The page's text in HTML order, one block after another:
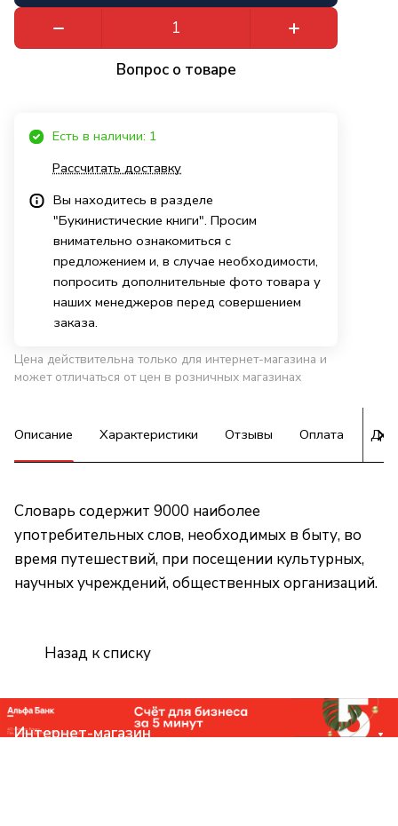
Вопрос о товаре
Есть в наличии: 1
Рассчитать доставку
Вы находитесь в разделе
"Букинистические книги". Просим
внимательно ознакомиться с
предложением и, в случае необходимости,
попросить дополнительные фото товара у
наших менеджеров перед совершением
заказа.
Цена действительна только для интернет-магазина и
может отличаться от цен в розничных магазинах
Описание Характеристики Отзывы Оплата
Словарь содержит 9000 наиболее
употребительных слов, необходимых в быту, во
время путешествий, при посещении культурных,
научных учреждений, общественных организаций.
Назад к списку
Интернет-магазин